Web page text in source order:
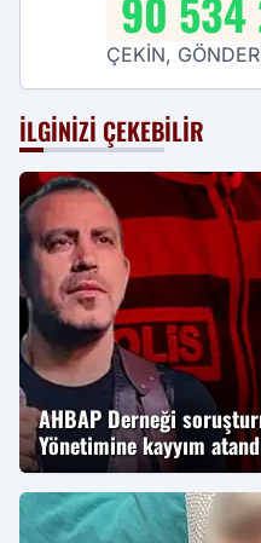
ÇEKİN,
İLGINIZI ÇEKEBILIR
AHBAP Derneği
Yönetimine kayyım